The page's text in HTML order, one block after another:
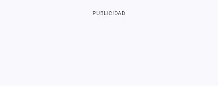
PUBLICIDAD